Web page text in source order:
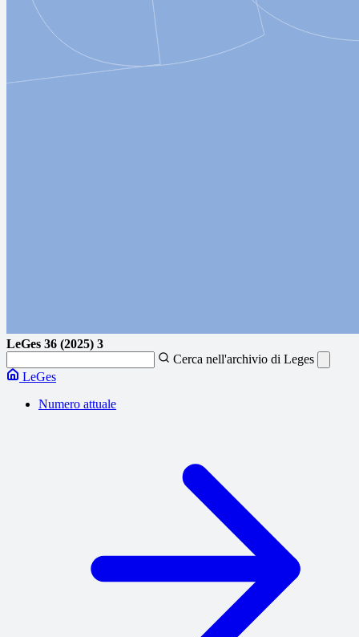
LeGes 36 (2025) 3
Cerca nell'archivio di Leges
LeGes
Numero attuale